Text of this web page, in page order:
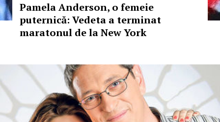
Pamela Anderson, o femeie
puternică: Vedeta a terminat
maratonul de la New York